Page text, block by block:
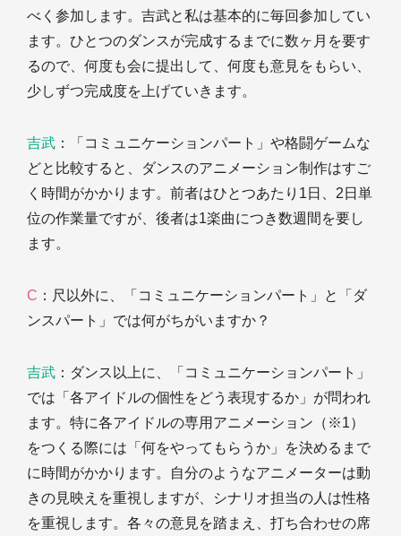
べく参加します。吉武と私は基本的に毎回参加してい
ます。ひとつのダンスが完成するまでに数ヶ月を要す
るので、何度も会に提出して、何度も意見をもらい、
少しずつ完成度を上げていきます。
吉武 ：「コミュニケーションパート」や格闘ゲームな
どと比較すると、ダンスのアニメーション制作はすご
く時間がかかります。前者はひとつあたり1日、2日単
位の作業量ですが、後者は1楽曲につき数週間を要し
ます。
C ：尺以外に、「コミュニケーションパート」と「ダ
ンスパート」では何がちがいますか？
吉武 ：ダンス以上に、「コミュニケーションパート」
では「各アイドルの個性をどう表現するか」が問われ
ます。特に各アイドルの専用アニメーション（※1）
をつくる際には「何をやってもらうか」を決めるまで
に時間がかかります。自分のようなアニメーターは動
きの見映えを重視しますが、シナリオ担当の人は性格
を重視します。各々の意見を踏まえ、打ち合わせの席